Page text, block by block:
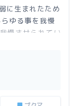
に生まれたため
ゆる事を我慢
慢させられてい
のしすぎで命の
招くのだった。
令嬢のお話。